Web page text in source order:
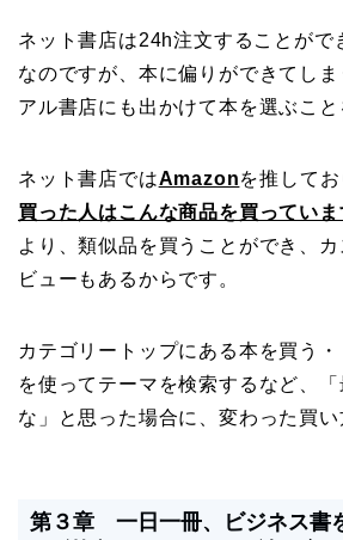
ネット書店は24h注文することがで
なのですが、本に偏りができてしま
アル書店にも出かけて本を選ぶこと
ネット書店ではAmazonを推してお
買った人はこんな商品を買っていま
より、類似品を買うことができ、
ビューもあるからです。
カテゴリートップにある本を買う・
を使ってテーマを検索する など、
な」と思った場合に、変わった買い
第３章 一日一冊、ビジネス書